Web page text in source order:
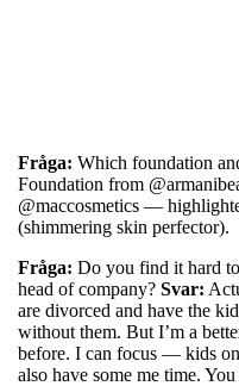
Fråga: Which foundation
Foundation from
@maccosmetics —
(shimmering skin perfector).
Fråga: Do you find it hard
head of company? Svar:
are divorced and have the
without them. But I’m a
before. I can focus — kids
also have some me time.